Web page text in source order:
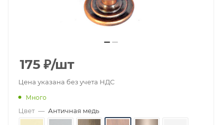
175 ₽/шт
Цена указана без учета НДС
Много
Цвет — Античная медь